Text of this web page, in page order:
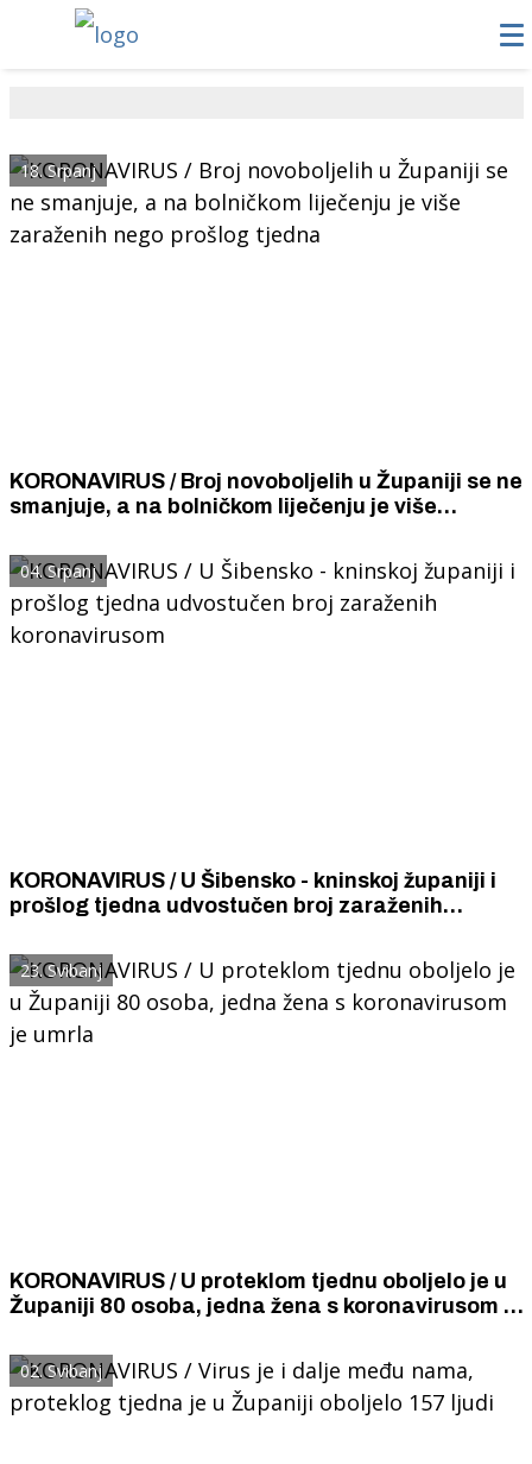
18. Srpanj
KORONAVIRUS / Broj novoboljelih u Županiji se ne
smanjuje, a na bolničkom liječenju je više
04. Srpanj
KORONAVIRUS / U Šibensko - kninskoj županiji i
prošlog tjedna udvostučen broj zaraženih
23. Svibanj
KORONAVIRUS / U proteklom tjednu oboljelo je u
Županiji 80 osoba, jedna žena s koronavirusom je
02. Svibanj